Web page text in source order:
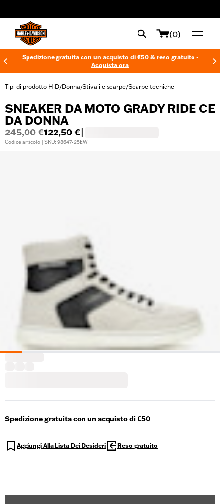
(0)
Spedizione gratuita con un acquisto di €50 & reso gratuito -
Acquista ora
Tipi di prodotto H-D/Donna/Stivali e scarpe/Scarpe tecniche
SNEAKER DA MOTO GRADY RIDE CE
DA DONNA
245,00 €122,50 €
Codice articolo | SKU: 98647-25EW
Spedizione gratuita con un acquisto di €50
Aggiungi Alla Lista Dei Desideri Reso gratuito